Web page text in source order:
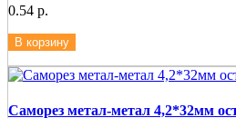
0.54 р.
В корзину
Саморез метал-метал 4,2*32мм